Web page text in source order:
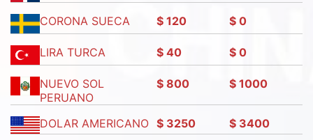
CORONA SUECA $ 120 $ 0
LIRA TURCA $ 40 $ 0
NUEVO SOL
PERUANO
$ 800 $ 1000
DOLAR AMERICANO $ 3250 $ 3400